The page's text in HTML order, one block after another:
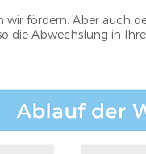
fördern. Aber auch
die Abwechslung in